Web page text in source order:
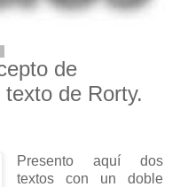
de
de Rorty.
Presento aquí dos
textos con un doble